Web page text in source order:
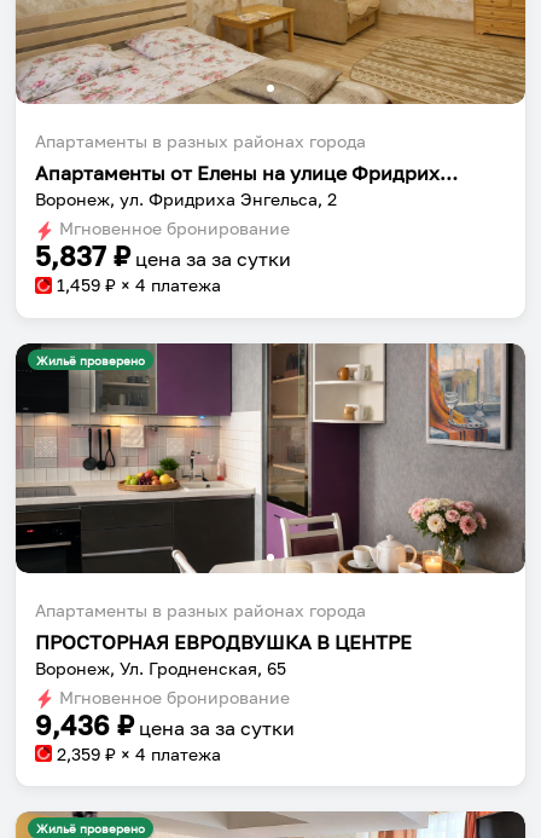
Апартаменты в разных районах города
Апартаменты от Елены на улице Фридрих Энгельса
Воронеж, ул. Фридриха Энгельса, 2
Мгновенное бронирование
5,837 ₽ цена за за сутки
1,459 ₽ × 4 платежа
Жильё проверено
Апартаменты в разных районах города
ПРОСТОРНАЯ ЕВРОДВУШКА В ЦЕНТРЕ
Воронеж, Ул. Гродненская, 65
Мгновенное бронирование
9,436 ₽ цена за за сутки
2,359 ₽ × 4 платежа
Жильё проверено